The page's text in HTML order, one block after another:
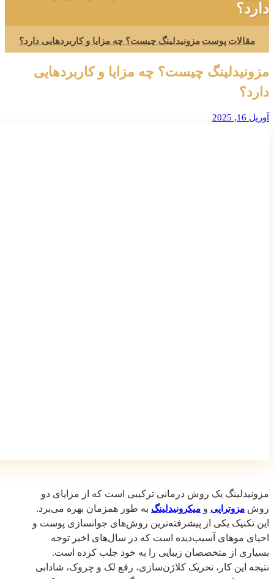
دارد؟
مقالات پوست مزونیدلینگ چیست؟ چه مزایا و کاربردهایی دارد؟
مزونیدلینگ چیست؟ چه مزایا و کاربردهایی
دارد؟
آوریل 16, 2025
مزونیدلینگ یک روش درمانی ترکیبی است که از مزایای دو
روش مزوتراپی و میکرونیدلینگ به طور همزمان بهره می‌برد.
این تکنیک یکی از پیشرفته‌ترین روش‌های جوانسازی پوست و
احیای موهای آسیب‌دیده است که در سال‌های اخیر توجه
بسیاری از متخصصان زیبایی را به خود جلب کرده است.
نتیجه این کار، تحریک کلاژن‌سازی، رفع لک و چروک، شادابی